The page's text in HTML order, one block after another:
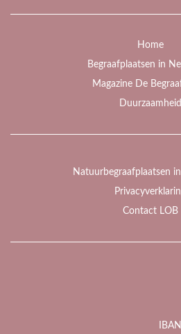
Home
Begraafplaatsen in
Magazine De
Duurzaamheid
Natuurbegraafplaatsen
Contact LOB